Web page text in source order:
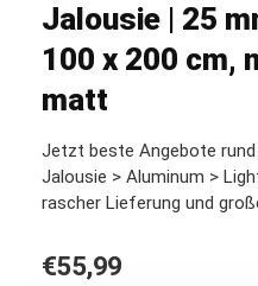
Jalousie | 25
100 x 200 cm,
matt
Jetzt beste Angebote
Jalousie > Aluminum >
rascher Lieferung und
€55,99